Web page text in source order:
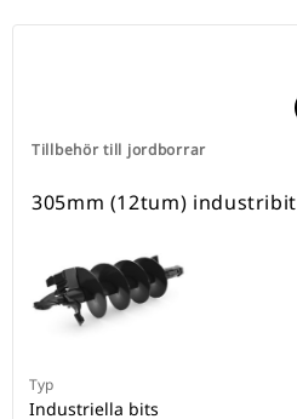
Tillbehör till jordborrar
305mm (12tum) industribit
Typ
Industriella bits